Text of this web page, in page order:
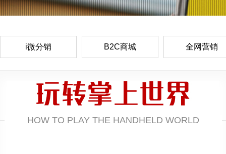
i微分销 B2C商城 全网营销
HOW TO PLAY THE HANDHELD WORLD